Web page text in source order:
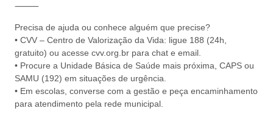
⸻
Precisa de ajuda ou conhece alguém que precise?
• CVV – Centro de Valorização da Vida: ligue 188 (24h,
gratuito) ou acesse cvv.org.br para chat e email.
• Procure a Unidade Básica de Saúde mais próxima, CAPS ou
SAMU (192) em situações de urgência.
• Em escolas, converse com a gestão e peça encaminhamento
para atendimento pela rede municipal.